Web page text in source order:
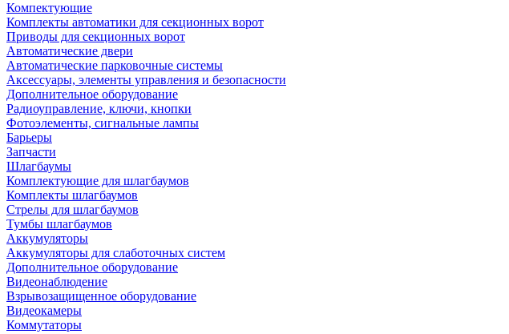
Компектующие
Комплекты автоматики для секционных ворот
Приводы для секционных ворот
Автоматические двери
Автоматические парковочные системы
Аксессуары, элементы управления и безопасности
Дополнительное оборудование
Радиоуправление, ключи, кнопки
Фотоэлементы, сигнальные лампы
Барьеры
Запчасти
Шлагбаумы
Комплектующие для шлагбаумов
Комплекты шлагбаумов
Стрелы для шлагбаумов
Тумбы шлагбаумов
Аккумуляторы
Аккумуляторы для слаботочных систем
Дополнительное оборудование
Видеонаблюдение
Взрывозащищенное оборудование
Видеокамеры
Коммутаторы